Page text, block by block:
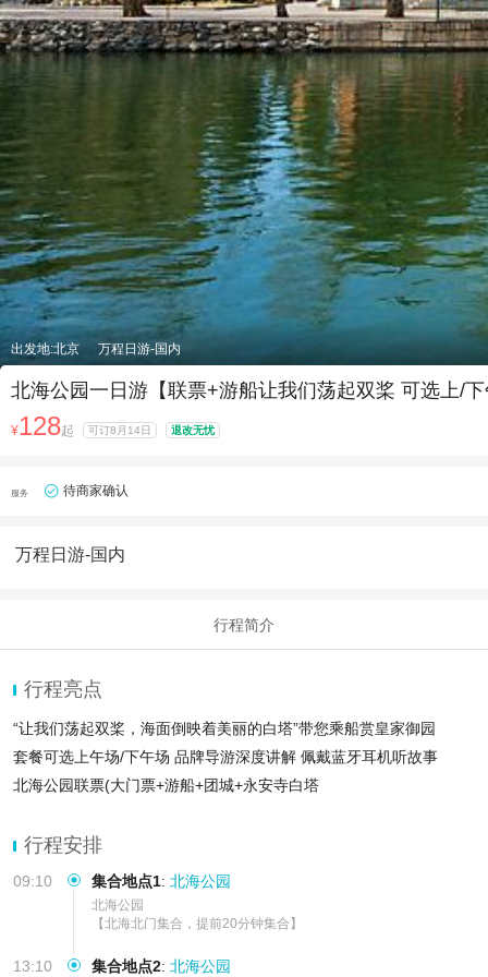
出发地:北京 万程日游-国内
北海公园一日游【联票+游船让我们荡起双桨 可选上/
¥128起 可订8月14日 退改无忧
服务 待商家确认
万程日游-国内
行程简介
行程亮点
“让我们荡起双桨，海面倒映着美丽的白塔”带您乘船赏皇家御园
套餐可选上午场/下午场 品牌导游深度讲解 佩戴蓝牙耳机听故事
北海公园联票(大门票+游船+团城+永安寺白塔
行程安排
09:10 集合地点1: 北海公园
北海公园
【北海北门集合，提前20分钟集合】
13:10 集合地点2: 北海公园